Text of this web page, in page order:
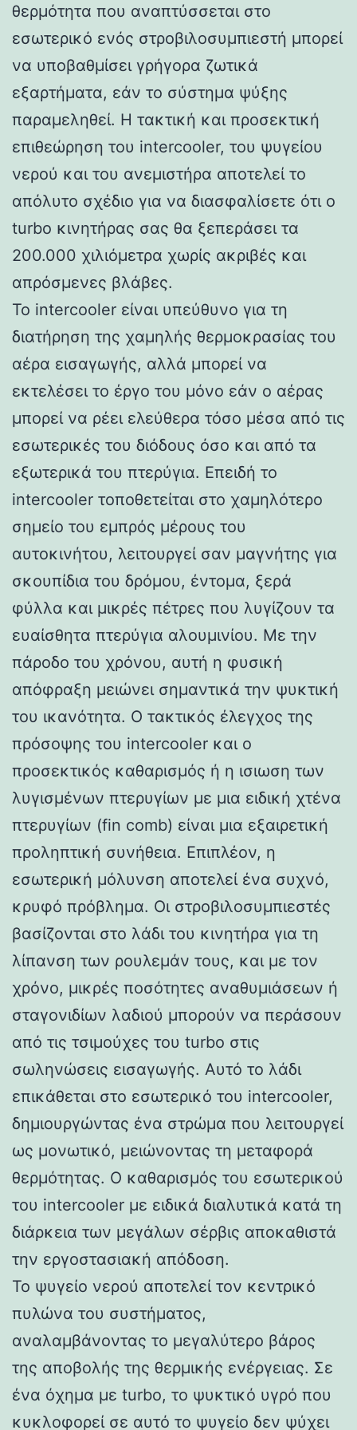
θερμότητα που αναπτύσσεται στο
εσωτερικό ενός στροβιλοσυμπιεστή μπορεί
να υποβαθμίσει γρήγορα ζωτικά
εξαρτήματα, εάν το σύστημα ψύξης
παραμεληθεί. Η τακτική και προσεκτική
επιθεώρηση του intercooler, του ψυγείου
νερού και του ανεμιστήρα αποτελεί το
απόλυτο σχέδιο για να διασφαλίσετε ότι ο
turbo κινητήρας σας θα ξεπεράσει τα
200.000 χιλιόμετρα χωρίς ακριβές και
απρόσμενες βλάβες.
Το intercooler είναι υπεύθυνο για τη
διατήρηση της χαμηλής θερμοκρασίας του
αέρα εισαγωγής, αλλά μπορεί να
εκτελέσει το έργο του μόνο εάν ο αέρας
μπορεί να ρέει ελεύθερα τόσο μέσα από τις
εσωτερικές του διόδους όσο και από τα
εξωτερικά του πτερύγια. Επειδή το
intercooler τοποθετείται στο χαμηλότερο
σημείο του εμπρός μέρους του
αυτοκινήτου, λειτουργεί σαν μαγνήτης για
σκουπίδια του δρόμου, έντομα, ξερά
φύλλα και μικρές πέτρες που λυγίζουν τα
ευαίσθητα πτερύγια αλουμινίου. Με την
πάροδο του χρόνου, αυτή η φυσική
απόφραξη μειώνει σημαντικά την ψυκτική
του ικανότητα. Ο τακτικός έλεγχος της
πρόσοψης του intercooler και ο
προσεκτικός καθαρισμός ή η ισιωση των
λυγισμένων πτερυγίων με μια ειδική χτένα
πτερυγίων (fin comb) είναι μια εξαιρετική
προληπτική συνήθεια. Επιπλέον, η
εσωτερική μόλυνση αποτελεί ένα συχνό,
κρυφό πρόβλημα. Οι στροβιλοσυμπιεστές
βασίζονται στο λάδι του κινητήρα για τη
λίπανση των ρουλεμάν τους, και με τον
χρόνο, μικρές ποσότητες αναθυμιάσεων ή
σταγονιδίων λαδιού μπορούν να περάσουν
από τις τσιμούχες του turbo στις
σωληνώσεις εισαγωγής. Αυτό το λάδι
επικάθεται στο εσωτερικό του intercooler,
δημιουργώντας ένα στρώμα που λειτουργεί
ως μονωτικό, μειώνοντας τη μεταφορά
θερμότητας. Ο καθαρισμός του εσωτερικού
του intercooler με ειδικά διαλυτικά κατά τη
διάρκεια των μεγάλων σέρβις αποκαθιστά
την εργοστασιακή απόδοση.
Το ψυγείο νερού αποτελεί τον κεντρικό
πυλώνα του συστήματος,
αναλαμβάνοντας το μεγαλύτερο βάρος
της αποβολής της θερμικής ενέργειας. Σε
ένα όχημα με turbo, το ψυκτικό υγρό που
κυκλοφορεί σε αυτό το ψυγείο δεν ψύχει